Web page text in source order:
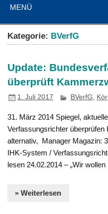
MENÜ
Kategorie: BVerfG
Update:
überprüft
1. Juli 2017 BVerfG,
31. März 2014 Spiegel,
Verfassungsrichter
alternativ, Manager Magazin:
IHK-System /
lesen 24.02.2014 – „Wir
» Weiterlesen